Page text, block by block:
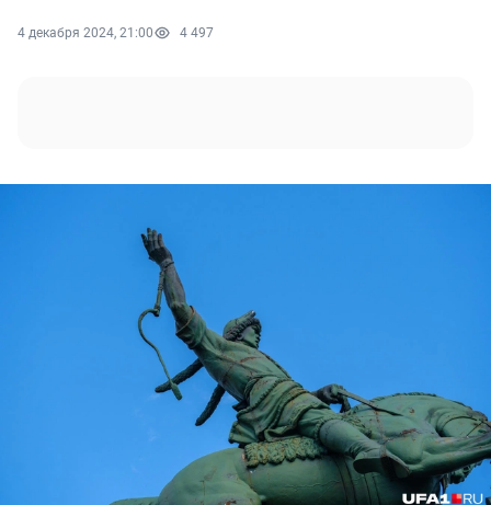
4 декабря 2024, 21:00 4 497